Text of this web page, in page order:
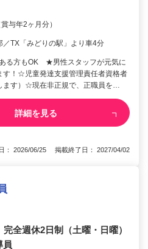
与年2ヶ月分）
／TX「みどりの駅」より車4分
る方もOK ★男性スタッフが元気に
す！☆児童発達支援管理責任者資格者
ます）☆現在非正規で、正職員を…
詳細を見る
： 2026/06/25 掲載終了日： 2027/04/02
全週休2日制（土曜・日曜）
員